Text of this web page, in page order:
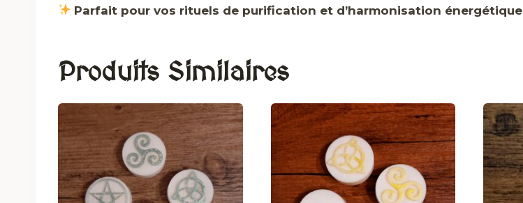
Parfait pour vos rituels de purification et d’harmonisation énergétique
Produits Similaires